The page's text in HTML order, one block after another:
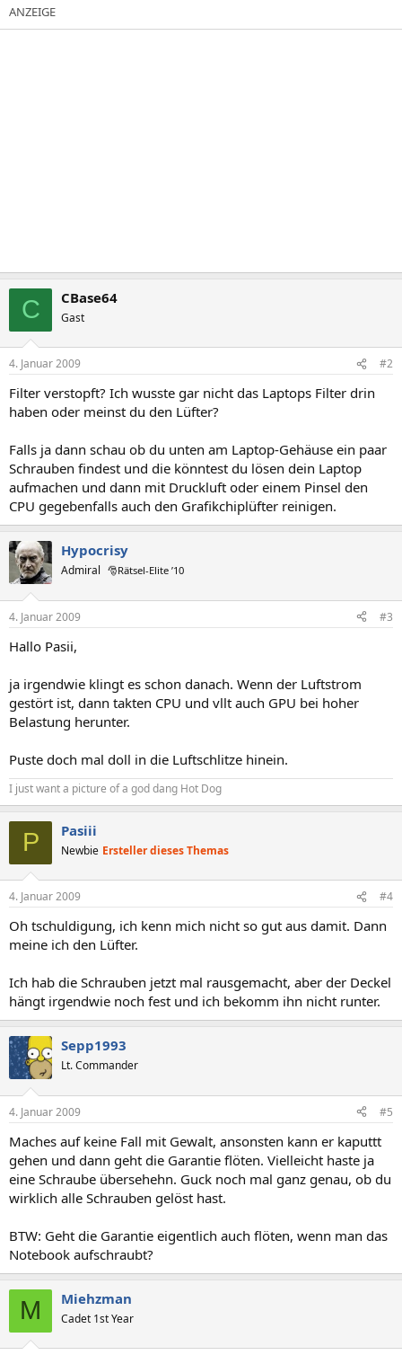
C CBase64
Gast
4. Januar 2009 #2
Filter verstopft? Ich wusste gar nicht das Laptops Filter drin
haben oder meinst du den Lüfter?
Falls ja dann schau ob du unten am Laptop-Gehäuse ein paar
Schrauben findest und die könntest du lösen dein Laptop
aufmachen und dann mit Druckluft oder einem Pinsel den
CPU gegebenfalls auch den Grafikchiplüfter reinigen.
Hypocrisy
Admiral 🎅Rätsel-Elite ’10
4. Januar 2009 #3
Hallo Pasii,
ja irgendwie klingt es schon danach. Wenn der Luftstrom
gestört ist, dann takten CPU und vllt auch GPU bei hoher
Belastung herunter.
Puste doch mal doll in die Luftschlitze hinein.
I just want a picture of a god dang Hot Dog
P Pasiii
Newbie Ersteller dieses Themas
4. Januar 2009 #4
Oh tschuldigung, ich kenn mich nicht so gut aus damit. Dann
meine ich den Lüfter.
Ich hab die Schrauben jetzt mal rausgemacht, aber der Deckel
hängt irgendwie noch fest und ich bekomm ihn nicht runter.
Sepp1993
Lt. Commander
4. Januar 2009 #5
Maches auf keine Fall mit Gewalt, ansonsten kann er kaputtt
gehen und dann geht die Garantie flöten. Vielleicht haste ja
eine Schraube übersehehn. Guck noch mal ganz genau, ob du
wirklich alle Schrauben gelöst hast.
BTW: Geht die Garantie eigentlich auch flöten, wenn man das
Notebook aufschraubt?
M Miehzman
Cadet 1st Year